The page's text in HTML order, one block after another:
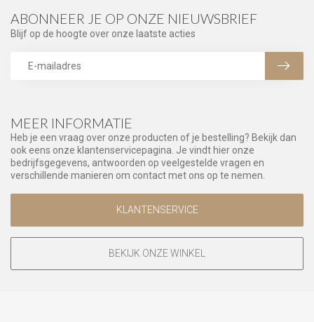
MEER INFORMATIE
Heb je een vraag over onze producten of je bestelling? Bekijk dan
ook eens onze klantenservicepagina. Je vindt hier onze
bedrijfsgegevens, antwoorden op veelgestelde vragen en
verschillende manieren om contact met ons op te nemen.
KLANTENSERVICE
BEKIJK ONZE WINKEL
ABONNEER JE OP ONZE NIEUWSBRIEF
Blijf op de hoogte over onze laatste acties